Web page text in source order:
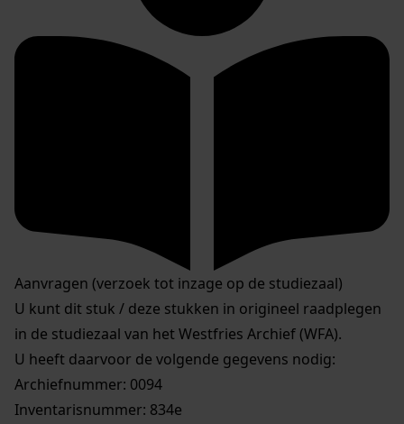
Aanvragen (verzoek tot inzage op de studiezaal)
U kunt dit stuk / deze stukken in origineel raadplegen
in de studiezaal van het Westfries Archief (WFA).
U heeft daarvoor de volgende gegevens nodig:
Archiefnummer: 0094
Inventarisnummer: 834e